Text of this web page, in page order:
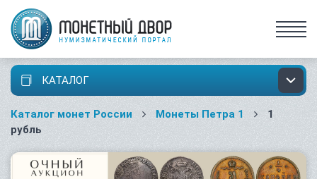
КАТАЛОГ
Каталог монет России Монеты Петра 1
1
рубль